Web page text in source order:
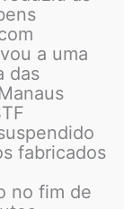
a uma
das
fabricados
no fim de